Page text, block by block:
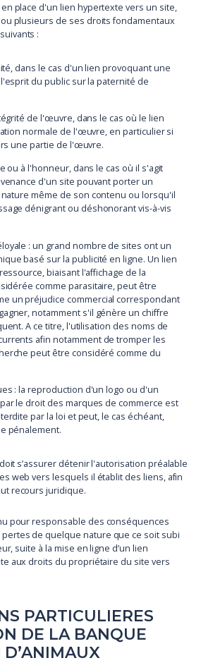
place d'un lien hypertexte vers un site,
plusieurs de ses droits fondamentaux
:
dans le cas d'un lien provoquant une
du public sur la paternité de
de l'œuvre, dans le cas où le lien
normale de l'œuvre, en particulier si
une partie de l'œuvre.
ou à l'honneur, dans le cas où il s'agit
d'un site pouvant porter un
même de son contenu ou lorsqu'il
dénigrant ou déshonorant vis-à-vis
: un grand nombre de sites ont un
basé sur la publicité en ligne. Un lien
biaisant l'affichage de la
comme parasitaire, peut être
un préjudice commercial correspondant
notamment s'il génère un chiffre
A ce titre, l'utilisation des noms de
afin notamment de tromper les
peut être considéré comme du
: la reproduction d'un logo ou d'un
le droit des marques de commerce est
par la loi et peut, le cas échéant,
pénalement.
s’assurer détenir l'autorisation préalable
web vers lesquels il établit des liens, afin
recours juridique.
pour responsable des conséquences
de quelque nature que ce soit subi
suite à la mise en ligne d’un lien
aux droits du propriétaire du site vers
PARTICULIERES
DE LA BANQUE
D’ANIMAUX